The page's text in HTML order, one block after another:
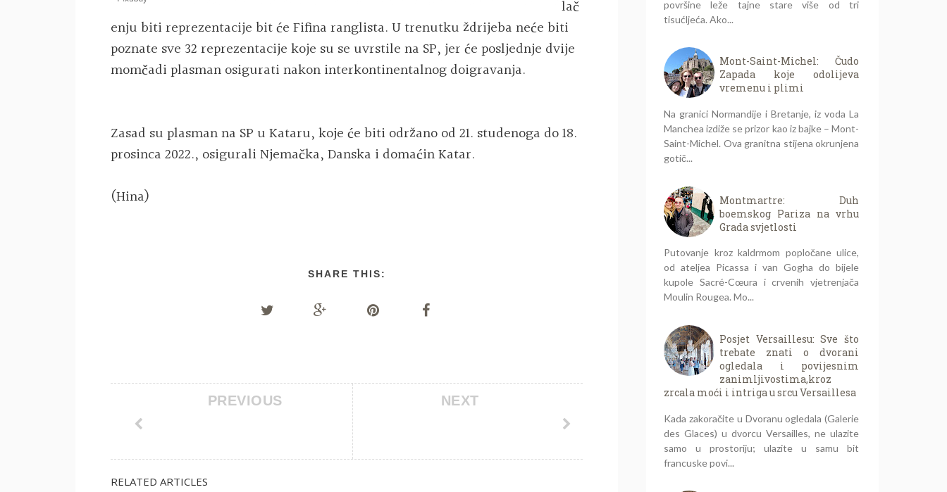
lač
enju biti reprezentacije bit će Fifina ranglista. U trenutku ždrijeba neće biti
poznate sve 32 reprezentacije koje su se uvrstile na SP, jer će posljednje dvije
momčadi plasman osigurati nakon interkontinentalnog doigravanja.
Zasad su plasman na SP u Kataru, koje će biti održano od 21. studenoga do 18.
prosinca 2022., osigurali Njemačka, Danska i domaćin Katar.
(Hina)
SHARE THIS:
NEXT
PREVIOUS
RELATED ARTICLES
površine leže tajne stare više od tri
tisućljeća. Ako...
Mont-Saint-Michel: Čudo
Zapada koje odolijeva
vremenu i plimi
Na granici Normandije i Bretanje, iz voda La
Manchea izdiže se prizor kao iz bajke – Mont-
Saint-Michel. Ova granitna stijena okrunjena
gotič...
Montmartre: Duh
boemskog Pariza na vrhu
Grada svjetlosti
Putovanje kroz kaldrmom popločane ulice,
od ateljea Picassa i van Gogha do bijele
kupole Sacré-Cœura i crvenih vjetrenjača
Moulin Rougea. Mo...
Posjet Versaillesu: Sve što
trebate znati o dvorani
ogledala i povijesnim
zanimljivostima,kroz
zrcala moći i intriga u srcu Versaillesa
Kada zakoračite u Dvoranu ogledala (Galerie
des Glaces) u dvorcu Versailles, ne ulazite
samo u prostoriju; ulazite u samu bit
francuske povi...